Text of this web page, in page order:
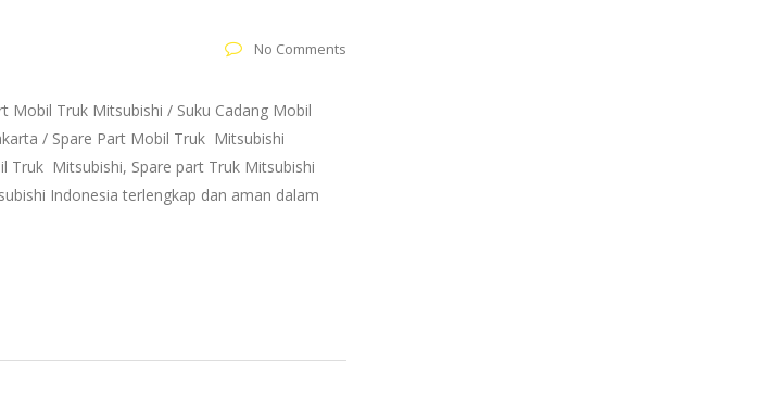
No Comments
Mobil Truk Mitsubishi / Suku Cadang Mobil
/ Spare Part Mobil Truk Mitsubishi
Mitsubishi, Spare part Truk Mitsubishi
Indonesia terlengkap dan aman dalam